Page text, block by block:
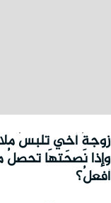
زوجةُ أخِي تلبسُ
وإذا نَصحتهَا تحصلُ
أفعلُ؟